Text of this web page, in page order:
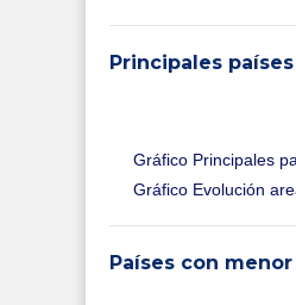
Principales
Gráfico Principales
Gráfico Evolución
Países con